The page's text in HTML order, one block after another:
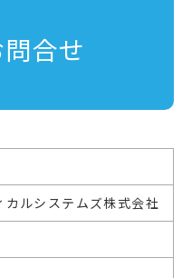
合せ
カルシステムズ株式会社